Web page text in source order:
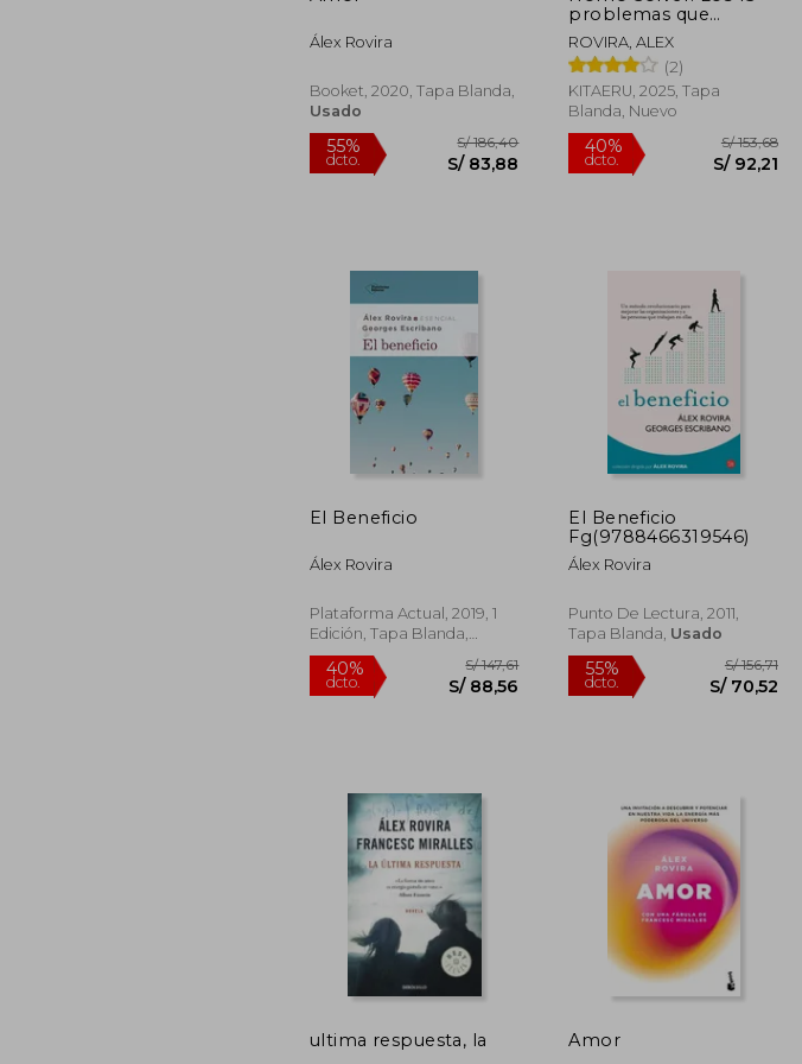
Álex Rovira
Booket, 2020, Tapa Blanda,
Usado
55% S/ 186,40
S/ 83,88
problemas que
deberás resolver para
que tu vida valga la
pena
ROVIRA, ALEX
(2)
KITAERU, 2025, Tapa
Blanda, Nuevo
40%
dcto.
El Beneficio
Álex Rovira
Plataforma Actual, 2019, 1
Edición, Tapa Blanda,
Nuevo
El Beneficio
Fg(9788466319546)
Álex Rovira
Punto De Lectura, 2011,
Tapa Blanda, Usado
ultima respuesta, la Amor